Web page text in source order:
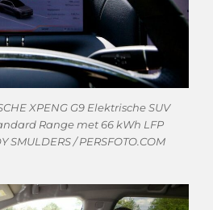
XPENG G9 Elektrische SUV
Range met 66 kWh LFP
SMULDERS / PERSFOTO.COM